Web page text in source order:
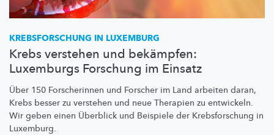
KREBSFORSCHUNG IN LUXEMBURG
Krebs verstehen und bekämpfen:
Luxemburgs Forschung im Einsatz
Über 150 Forscherinnen und Forscher im Land arbeiten daran,
Krebs besser zu verstehen und neue Therapien zu entwickeln.
Wir geben einen Überblick und Beispiele der Krebsforschung in
Luxemburg.